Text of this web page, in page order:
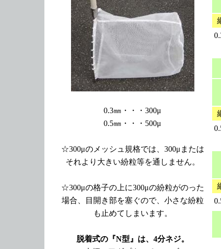
0.3㎜・・・300μ
0.5㎜・・・500μ
☆300μのメッシュ規格では、300μまたは
それより大きい紛粒等を通しません。
☆300μの格子の上に300μの紛粒がのった
場合、目開き部を塞ぐので、小さな紛粒
も止めてしまいます。
脱着式の『N型』は、4分ネジ。